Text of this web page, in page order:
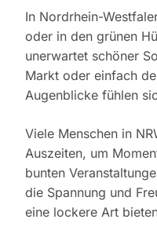
In Nordrhein-
oder in den grünen
unerwartet schöner
Markt oder einfach
Augenblicke fühlen
Viele Menschen in
Auszeiten, um
bunten
die Spannung und
eine lockere Art